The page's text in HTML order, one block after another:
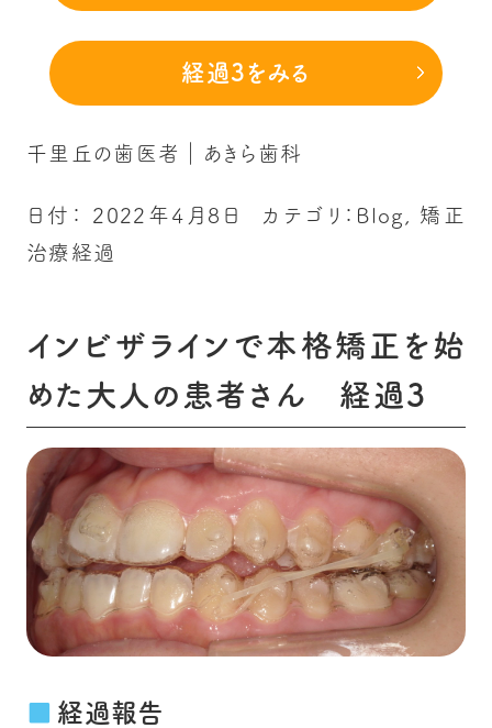
経過3をみる
千里丘の歯医者｜あきら歯科
日付： 2022年4月8日 カテゴリ： Blog
矯正
治療経過
インビザラインで本格矯正を始
めた大人の患者さん 経過3
経過報告